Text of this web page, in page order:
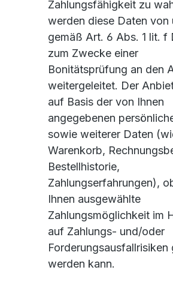
Zahlungsfähigkeit zu
werden diese Daten von
gemäß Art. 6 Abs. 1 lit. f
zum Zwecke einer
Bonitätsprüfung an den
weitergeleitet. Der
auf Basis der von Ihnen
angegebenen
sowie weiterer Daten
Warenkorb,
Bestellhistorie,
Zahlungserfahrungen),
Ihnen ausgewählte
Zahlungsmöglichkeit im
auf Zahlungs- und/oder
Forderungsausfallrisiken
werden kann.